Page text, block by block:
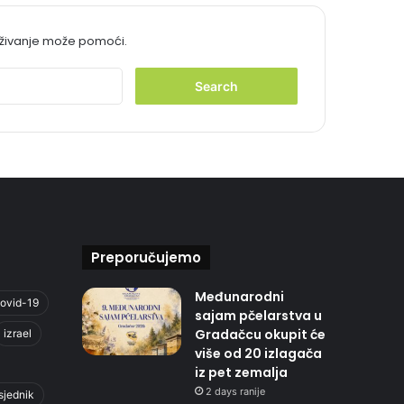
može pomoći.
r
19
izrael
Preporučujemo
Međunarodni
sajam pčelarstva u
Gradačcu okupit će
više od 20 izlagača
iz pet zemalja
2 days ranije